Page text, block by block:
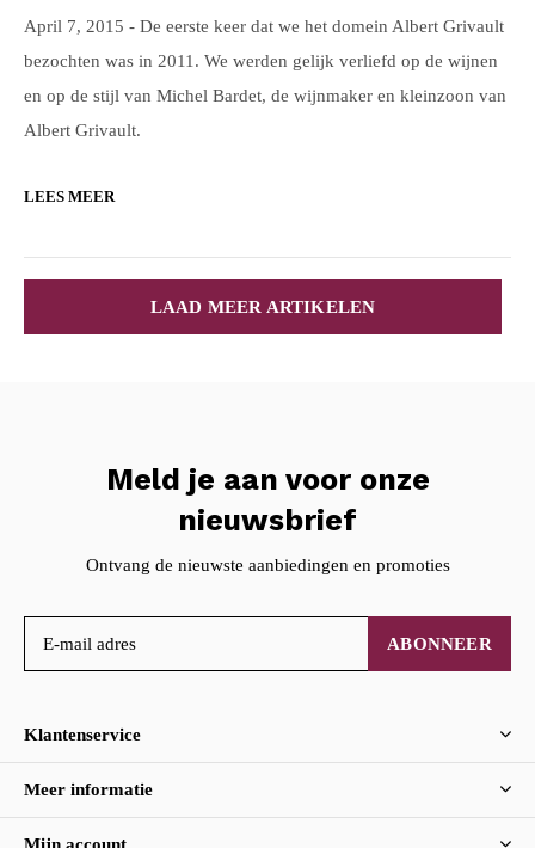
April 7, 2015 - De eerste keer dat we het domein Albert Grivault
bezochten was in 2011. We werden gelijk verliefd op de wijnen
en op de stijl van Michel Bardet, de wijnmaker en kleinzoon van
Albert Grivault.
LEES MEER
LAAD MEER ARTIKELEN
Meld je aan voor onze
nieuwsbrief
Ontvang de nieuwste aanbiedingen en promoties
ABONNEER
Klantenservice
Meer informatie